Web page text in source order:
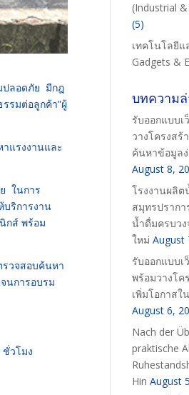
ปลอดภัย มีกฎ
รมต่อลูกค้า”ผู้
แรงงานและ
ในการ
ริการงาน
กส์ พร้อม
รวจสอบค้นหา
นการอบรม
วโมง
(Industrial
(5)
เทคโนโลยีแ
Gadgets &
บทความ
รับออกแบบ
วางโครงสร้
ค้นหาข้อมูล
August 8,
โรงงานผลิต
สมุทรปราก
น้ำดื่มครบว
ใหม่ August
รับออกแบบ
พร้อมวางโค
เพิ่มโอกาสใ
August 6,
Nach der
praktische
Hin August